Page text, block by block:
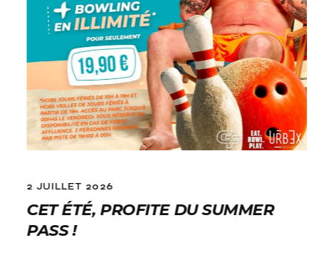
2 JUILLET 2026
CET ÉTÉ, PROFITE DU SUMMER
PASS !